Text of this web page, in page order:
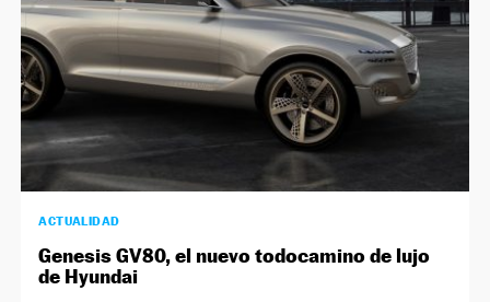
ACTUALIDAD
Genesis GV80, el nuevo todocamino de lujo
de Hyundai